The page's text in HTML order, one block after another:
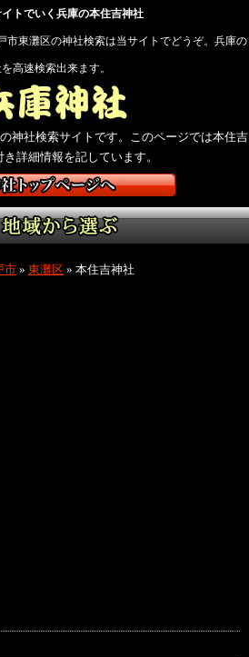
トでいく兵庫の本住吉神社
市東灘区の神社検索は当サイトでどうぞ。兵庫の
高速検索出来ます。
神社検索サイトです。このページでは本住吉
詳細情報を記しています。
市 » 東灘区 » 本住吉神社